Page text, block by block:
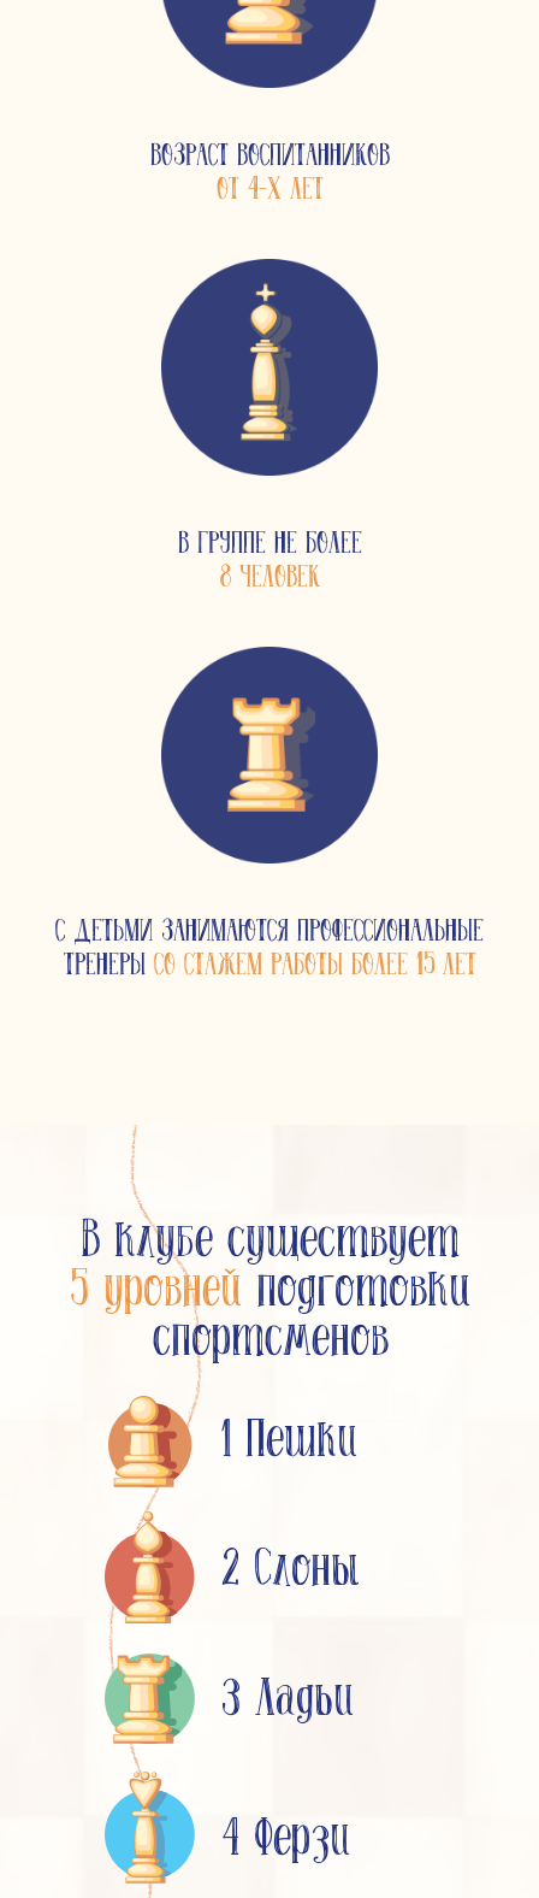
ВОЗРАСТ ВОСПИТАННИКОВ
ОТ 4-Х ЛЕТ
В ГРУППЕ НЕ БОЛЕЕ
8 ЧЕЛОВЕК
С ДЕТЬМИ ЗАНИМАЮТСЯ ПРОФЕССИОНАЛЬНЫЕ
ТРЕНЕРЫ СО СТАЖЕМ РАБОТЫ БОЛЕЕ 15 ЛЕТ
В клубе существует
5 уровней подготовки
спортсменов
1 Пешки
2 Слоны
3 Ладьи
4 Ферзи